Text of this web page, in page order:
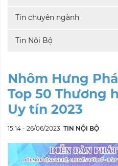
Tin chuyên ngành
Tin Nội Bộ
Nhôm Hưng
Top 50 Thương
Uy tín 2023
15:14 - 26/06/2023 TIN NỘI BỘ